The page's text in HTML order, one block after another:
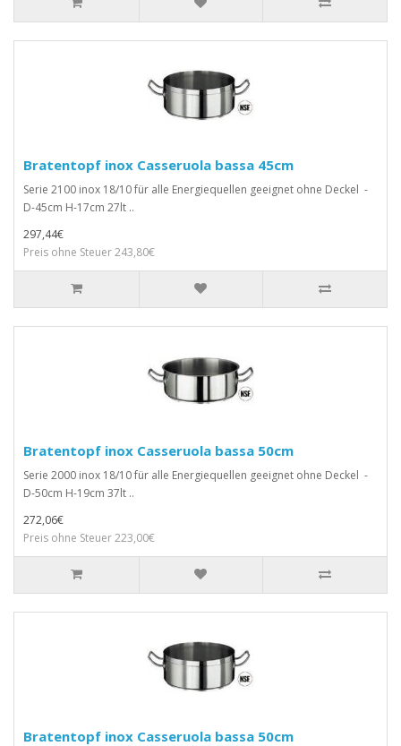
Bratentopf inox Casseruola bassa 45cm
Serie 2100 inox 18/10 für alle Energiequellen geeignet ohne Deckel -
D-45cm H-17cm 27lt ..
297,44€
Preis ohne Steuer 243,80€
Bratentopf inox Casseruola bassa 50cm
Serie 2000 inox 18/10 für alle Energiequellen geeignet ohne Deckel -
D-50cm H-19cm 37lt ..
272,06€
Preis ohne Steuer 223,00€
Bratentopf inox Casseruola bassa 50cm